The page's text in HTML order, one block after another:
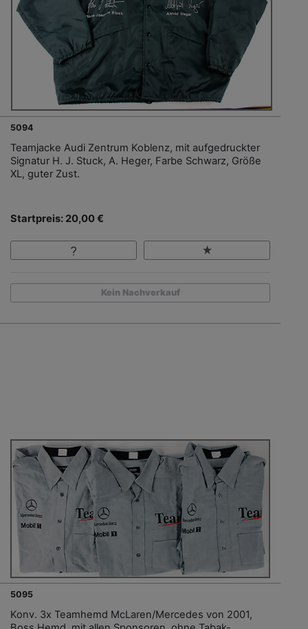
5094
Teamjacke Audi Zentrum Koblenz, mit aufgedruckter
Signatur H. J. Stuck, A. Heger, Farbe Schwarz, Größe
XL, guter Zust.
Startpreis: 20,00 €
Kein Nachverkauf
5095
Konv. 3x Teamhemd McLaren/Mercedes von 2001,